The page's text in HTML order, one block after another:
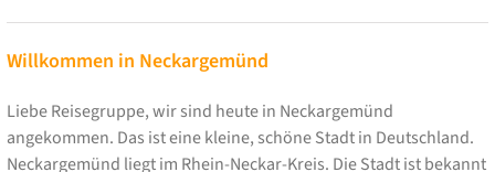
Willkommen in Neckargemünd
Liebe Reisegruppe, wir sind heute in Neckargemünd
angekommen. Das ist eine kleine, schöne Stadt in Deutschland.
Neckargemünd liegt im Rhein-Neckar-Kreis. Die Stadt ist bekannt